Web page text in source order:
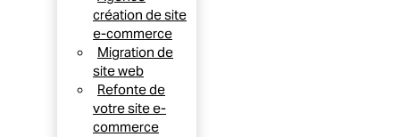
création de site
e-commerce
Migration de
site web
Refonte de
votre site e-
commerce